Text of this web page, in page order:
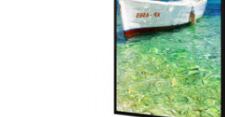
Fabrieksreis
Kwaliteitscontrole
Contacteer ons